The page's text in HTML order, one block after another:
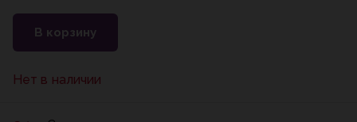
В корзину
Нет в наличии